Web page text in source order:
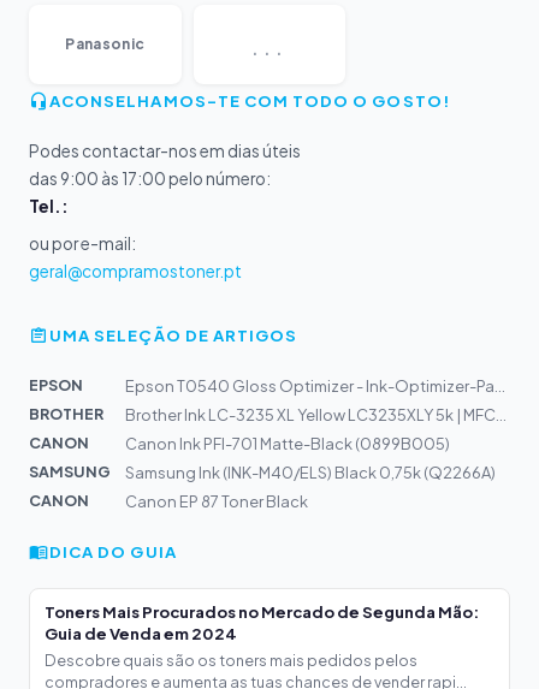
Panasonic ...
ACONSELHAMOS-TE COM TODO O GOSTO!
Podes contactar-nos em dias úteis
das 9:00 às 17:00 pelo número:
Tel.:
ou por e-mail:
geral@compramostoner.pt
UMA SELEÇÃO DE ARTIGOS
EPSON
BROTHER
CANON
Canon Ink PFI-701 Matte-Black (0899B005)
SAMSUNG
Samsung Ink (INK-M40/ELS) Black 0,75k (Q2266A)
CANON
Canon EP 87 Toner Black
DICA DO GUIA
Toners Mais Procurados no Mercado de Segunda Mão:
Guia de Venda em 2024
Descobre quais são os toners mais pedidos pelos
compradores e aumenta as tuas chances de vender rapi...